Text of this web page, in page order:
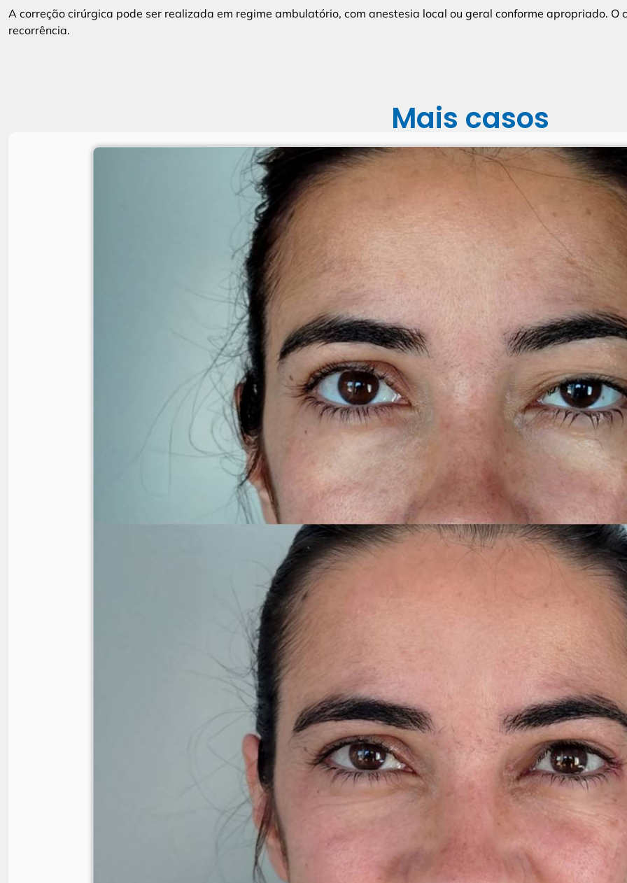
A correção cirúrgica pode ser realizada em regime ambulatório, com anestesia local ou geral conforme apropriado. O
recorrência.
Mais casos